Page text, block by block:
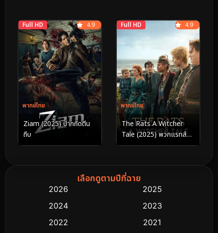
Full HD
พากย์ไทย
4.9
Ziam (2025) ปากกัดตีน
ถีบ
Full HD
พากย์ไทย
4.9
The Rats A Witcher
Tale (2025) พวกแรทส์
ตำนานนักล่าจอมอสูร
เลือกดูตามปีที่ฉาย
2026
2025
2024
2023
2022
2021